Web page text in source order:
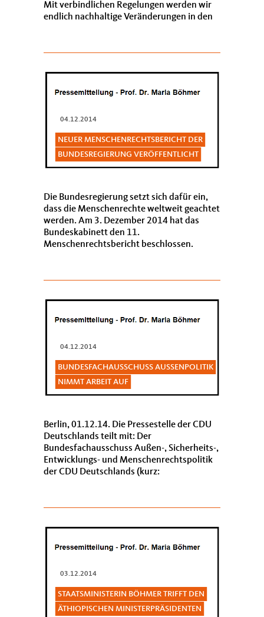
Mit verbindlichen Regelungen werden wir
endlich nachhaltige Veränderungen in den
04.12.2014
NEUER MENSCHENRECHTSBERICHT DER
BUNDESREGIERUNG VERÖFFENTLICHT
Die Bundesregierung setzt sich dafür ein,
dass die Menschenrechte weltweit geachtet
werden. Am 3. Dezember 2014 hat das
Bundeskabinett den 11.
Menschenrechtsbericht beschlossen.
interna...
04.12.2014
BUNDESFACHAUSSCHUSS AUSSENPOLITIK N
IMMT ARBEIT AUF
Berlin, 01.12.14. Die Pressestelle der CDU
Deutschlands teilt mit: Der
Bundesfachausschuss Außen-, Sicherheits-,
Entwicklungs- und Menschenrechtspolitik
der CDU Deutschlands (kurz:
03.12.2014
STAATSMINISTERIN BÖHMER TRIFFT DEN
ÄTHIOPISCHEN MINISTERPRÄSIDENTEN